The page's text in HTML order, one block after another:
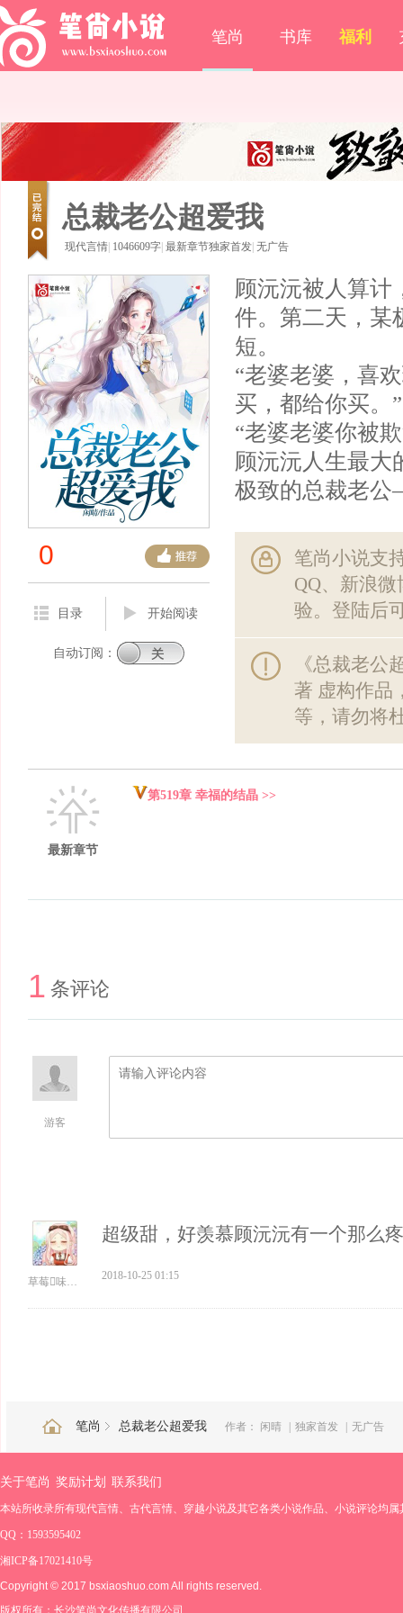
笔尚 书库 福利
总裁老公超爱我
现代言情 1046609字 最新章节独家首发 无广告
0
目录 开始阅读
自动订阅：
顾沅沅被人算计
件。第二天，某
短。
“老婆老婆，喜
买，都给你买。”
“老婆老婆你被
顾沅沅人生最大
极致的总裁老
笔尚小说支
QQ、新浪
验。登陆后
《总裁老公
著 虚构作品
等，请勿将
最新章节
第519章 幸福的结晶 >>
1 条评论
游客
超级甜，好羡慕顾沅沅有一个那么
2018-10-25 01:15
笔尚 总裁老公超爱我 作者： 闲晴 | 独家首发 | 无广告
关于笔尚 奖励计划 联系我们
本站所收录所有现代言情、古代言情、穿越小说及其它各类小说作品、小说评论均
QQ：1593595402
湘ICP备17021410号
Copyright © 2017 bsxiaoshuo.com All rights reserved.
版权所有：长沙笔尚文化传播有限公司